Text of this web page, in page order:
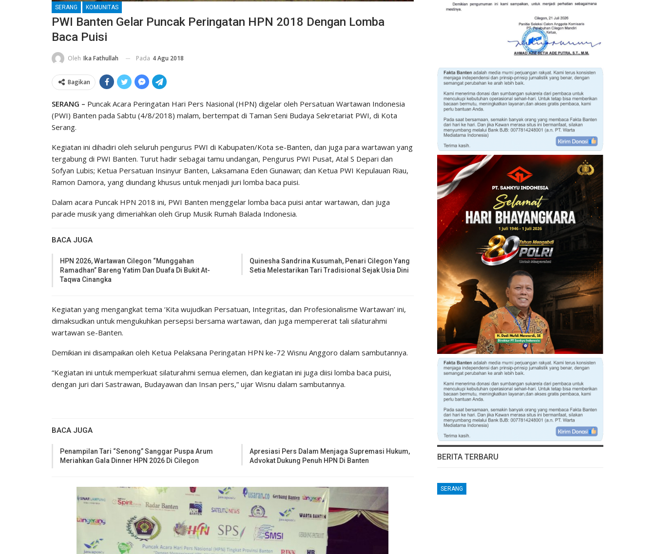
SERANG KOMUNITAS
PWI Banten Gelar Puncak Peringatan HPN 2018 Dengan Lomba
Baca Puisi
Oleh Ika Fathullah Pada 4 Agu 2018
Bagikan
SERANG – Puncak Acara Peringatan Hari Pers Nasional (HPN) digelar oleh Persatuan Wartawan Indonesia
(PWI) Banten pada Sabtu (4/8/2018) malam, bertempat di Taman Seni Budaya Sekretariat PWI, di Kota
Serang.
Kegiatan ini dihadiri oleh seluruh pengurus PWI di Kabupaten/Kota se-Banten, dan juga para wartawan yang
tergabung di PWI Banten. Turut hadir sebagai tamu undangan, Pengurus PWI Pusat, Atal S Depari dan
Sofyan Lubis; Ketua Persatuan Insinyur Banten, Laksamana Eden Gunawan; dan Ketua PWI Kepulauan Riau,
Ramon Damora, yang diundang khusus untuk menjadi juri lomba baca puisi.
Dalam acara Puncak HPN 2018 ini, PWI Banten menggelar lomba baca puisi antar wartawan, dan juga
parade musik yang dimeriahkan oleh Grup Musik Rumah Balada Indonesia.
BACA JUGA
HPN 2026, Wartawan Cilegon “Munggahan
Ramadhan” Bareng Yatim Dan Duafa Di Bukit At-
Taqwa Cinangka
Quinesha Sandrina Kusumah, Penari Cilegon Yang
Setia Melestarikan Tari Tradisional Sejak Usia Dini
Kegiatan yang mengangkat tema ‘Kita wujudkan Persatuan, Integritas, dan Profesionalisme Wartawan’ ini,
dimaksudkan untuk mengukuhkan persepsi bersama wartawan, dan juga mempererat tali silaturahmi
wartawan se-Banten.
Demikian ini disampaikan oleh Ketua Pelaksana Peringatan HPN ke-72 Wisnu Anggoro dalam sambutannya.
“Kegiatan ini untuk memperkuat silaturahmi semua elemen, dan kegiatan ini juga diisi lomba baca puisi,
dengan juri dari Sastrawan, Budayawan dan Insan pers,” ujar Wisnu dalam sambutannya.
BACA JUGA
Penampilan Tari “Senong” Sanggar Puspa Arum
Meriahkan Gala Dinner HPN 2026 Di Cilegon
Apresiasi Pers Dalam Menjaga Supremasi Hukum,
Advokat Dukung Penuh HPN Di Banten
BERITA TERBARU
SERANG